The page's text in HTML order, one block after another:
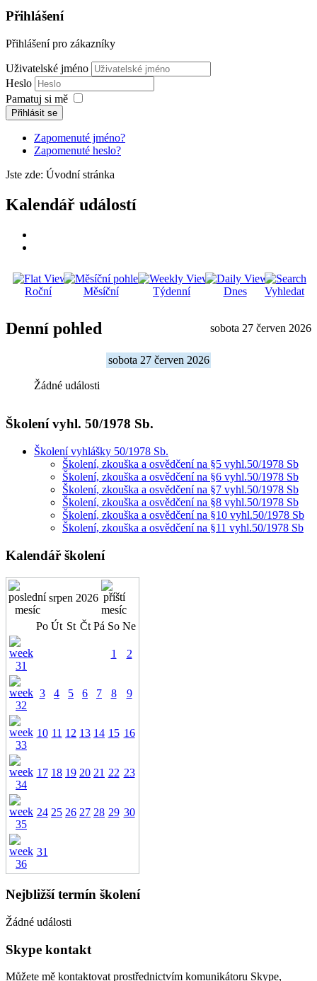
Přihlášení
Přihlášení pro zákazníky
Uživatelské jméno
Heslo
Pamatuj si mě
Přihlásit se
Zapomenuté jméno?
Zapomenuté heslo?
Jste zde: Úvodní stránka
Kalendář událostí
Roční Měsíční Týdenní Dnes Vyhledat
Denní pohled sobota 27 červen 2026
sobota 27 červen 2026
Žádné události
Školení vyhl. 50/1978 Sb.
Školení vyhlášky 50/1978 Sb.
Školení, zkouška a osvědčení na §5 vyhl.50/1978 Sb
Školení, zkouška a osvědčení na §6 vyhl.50/1978 Sb
Školení, zkouška a osvědčení na §7 vyhl.50/1978 Sb
Školení, zkouška a osvědčení na §8 vyhl.50/1978 Sb
Školení, zkouška a osvědčení na §10 vyhl.50/1978 Sb
Školení, zkouška a osvědčení na §11 vyhl.50/1978 Sb
Kalendář školení
srpen 2026
Po Út St Čt Pá So Ne
1 2
3 4 5 6 7 8 9
10 11 12 13 14 15 16
17 18 19 20 21 22 23
24 25 26 27 28 29 30
31
Nejbližší termín školení
Žádné události
Skype kontakt
Můžete mě kontaktovat prostřednictvím komunikátoru Skype,